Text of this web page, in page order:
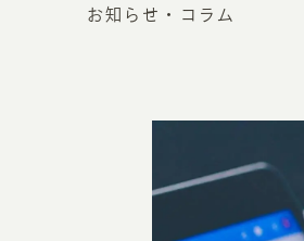
お知らせ・コラム